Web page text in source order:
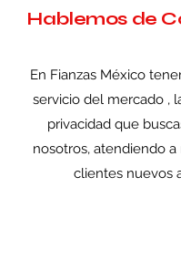
Hablemos de
En Fianzas México
servicio del mercado ,
privacidad que
nosotros, atendiendo a
clientes nuevos